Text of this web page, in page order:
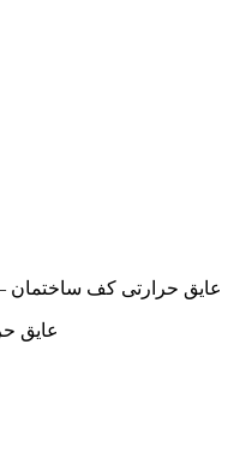
عایق حرارتی کف ساختمان
عایق